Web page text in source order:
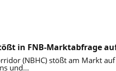
in FNB-Marktabfrage
(NBHC) stößt am Markt
und...